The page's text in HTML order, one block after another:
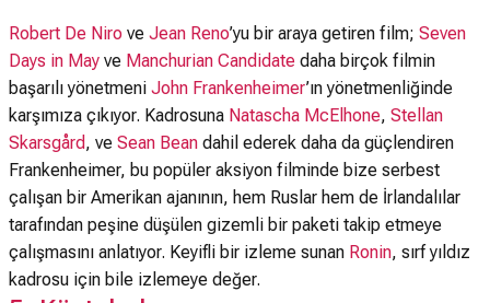
Robert De Niro ve Jean Reno’yu bir araya getiren film; Seven
Days in May ve Manchurian Candidate daha birçok filmin
başarılı yönetmeni John Frankenheimer’ın yönetmenliğinde
karşımıza çıkıyor. Kadrosuna Natascha McElhone, Stellan
Skarsgård, ve Sean Bean dahil ederek daha da güçlendiren
Frankenheimer, bu popüler aksiyon filminde bize serbest
çalışan bir Amerikan ajanının, hem Ruslar hem de İrlandalılar
tarafından peşine düşülen gizemli bir paketi takip etmeye
çalışmasını anlatıyor. Keyifli bir izleme sunan Ronin, sırf yıldız
kadrosu için bile izlemeye değer.